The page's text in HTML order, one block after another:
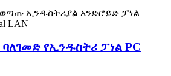
ባለገመድ የኢንዱስትሪ ፓነል PC